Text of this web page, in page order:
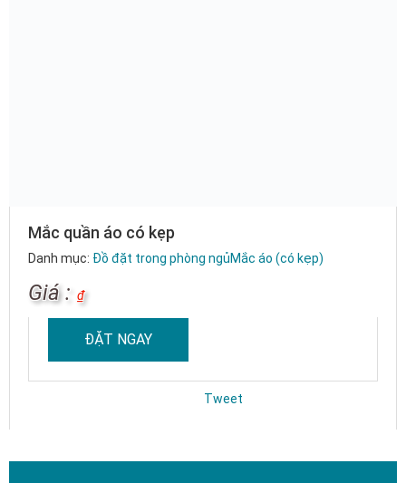
Mắc quần áo có kẹp
Danh mục: Đồ đặt trong phòng ngủMắc áo (có kẹp)
Giá : ₫
ĐẶT NGAY
Tweet